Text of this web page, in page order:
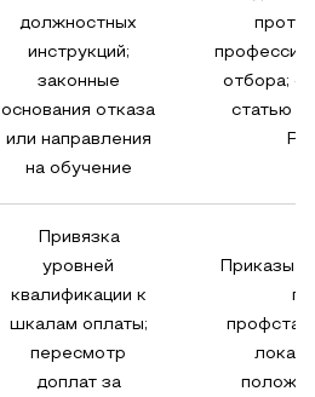
должностных
инструкций;
законные
основания отказа
или направления
на обучение
отбора;
статью
Привязка
уровней
квалификации к
шкалам оплаты;
пересмотр
доплат за
Приказы
по